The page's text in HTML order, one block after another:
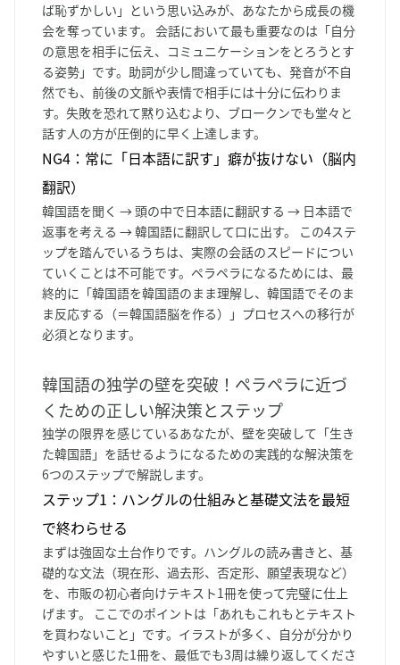
ば恥ずかしい」という思い込みが、あなたから成長の機
会を奪っています。 会話において最も重要なのは「自分
の意思を相手に伝え、コミュニケーションをとろうとす
る姿勢」です。助詞が少し間違っていても、発音が不自
然でも、前後の文脈や表情で相手には十分に伝わりま
す。失敗を恐れて黙り込むより、ブロークンでも堂々と
話す人の方が圧倒的に早く上達します。
NG4：常に「日本語に訳す」癖が抜けない（脳内
翻訳）
韓国語を聞く → 頭の中で日本語に翻訳する → 日本語で
返事を考える → 韓国語に翻訳して口に出す。 この4ステ
ップを踏んでいるうちは、実際の会話のスピードについ
ていくことは不可能です。ペラペラになるためには、最
終的に「韓国語を韓国語のまま理解し、韓国語でそのま
ま反応する（＝韓国語脳を作る）」プロセスへの移行が
必須となります。
韓国語の独学の壁を突破！ペラペラに近づ
くための正しい解決策とステップ
独学の限界を感じているあなたが、壁を突破して「生き
た韓国語」を話せるようになるための実践的な解決策を
6つのステップで解説します。
ステップ1：ハングルの仕組みと基礎文法を最短
で終わらせる
まずは強固な土台作りです。ハングルの読み書きと、基
礎的な文法（現在形、過去形、否定形、願望表現など）
を、市販の初心者向けテキスト1冊を使って完璧に仕上
げます。 ここでのポイントは「あれもこれもとテキスト
を買わないこと」です。イラストが多く、自分が分かり
やすいと感じた1冊を、最低でも3周は繰り返してくださ